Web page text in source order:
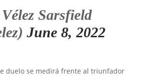
Sarsfield
June 8, 2022
duelo se medirá frente al triunfador